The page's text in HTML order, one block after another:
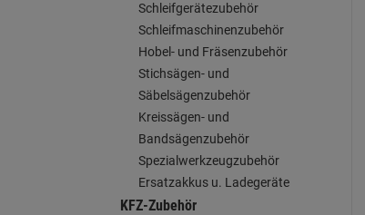
Schleifgerätezubehör
Schleifmaschinenzubehör
Hobel- und Fräsenzubehör
Stichsägen- und
Säbelsägenzubehör
Kreissägen- und
Bandsägenzubehör
Spezialwerkzeugzubehör
Ersatzakkus u. Ladegeräte
KFZ-Zubehör